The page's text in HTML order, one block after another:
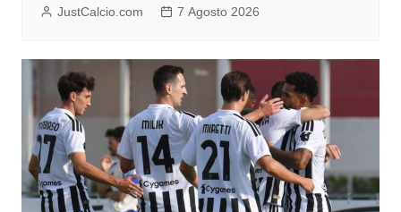
JustCalcio.com 7 Agosto 2026